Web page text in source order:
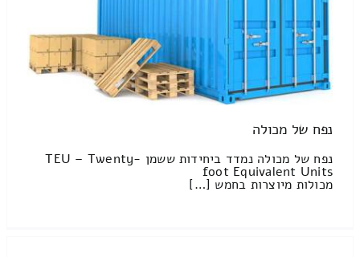
נפח של מכולה
נפח של מכולה נמדד ביחידות ששמן TEU – Twenty-
foot Equivalent Units
מכולות מיוצרות בחמש […]